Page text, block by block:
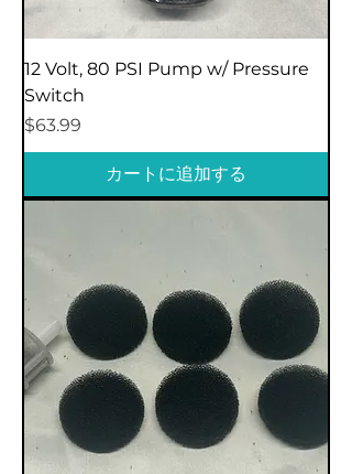
12 Volt, 80 PSI Pump w/ Pressure
Switch
価格
$63.99
カートに追加する